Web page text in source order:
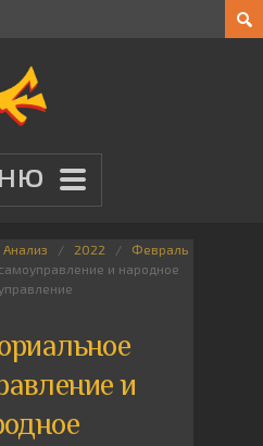
Анализ 2022
Февраль
и народное
и